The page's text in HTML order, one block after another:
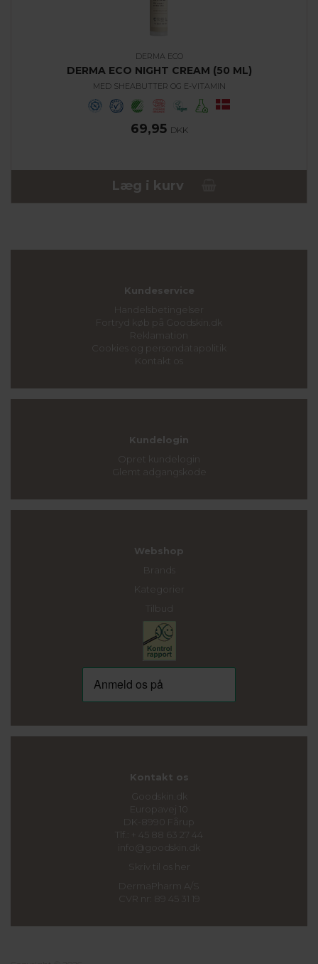
DERMA ECO
DERMA ECO NIGHT CREAM (50 ML)
MED SHEABUTTER OG E-VITAMIN
69,95 DKK
Læg i kurv
Kundeservice
Handelsbetingelser
Fortryd køb på Goodskin.dk
Reklamation
Cookies og persondatapolitik
Kontakt os
Kundelogin
Opret kundelogin
Glemt adgangskode
Webshop
Brands
Kategorier
Tilbud
Kontakt os
Goodskin.dk
Europavej 10
DK-8990 Fårup
Tlf.: + 45 88 63 27 44
info@goodskin.dk
Skriv til os her
DermaPharm A/S
CVR nr: 89 45 31 19